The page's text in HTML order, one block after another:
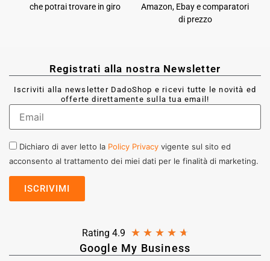
che potrai trovare in giro
Amazon, Ebay e comparatori
di prezzo
Registrati alla nostra Newsletter
Iscriviti alla newsletter DadoShop e ricevi tutte le novità ed
offerte direttamente sulla tua email!
Dichiaro di aver letto la Policy Privacy vigente sul sito ed
acconsento al trattamento dei miei dati per le finalità di marketing.
Rating 4.9 ★ ★ ★ ★ ★
Google My Business